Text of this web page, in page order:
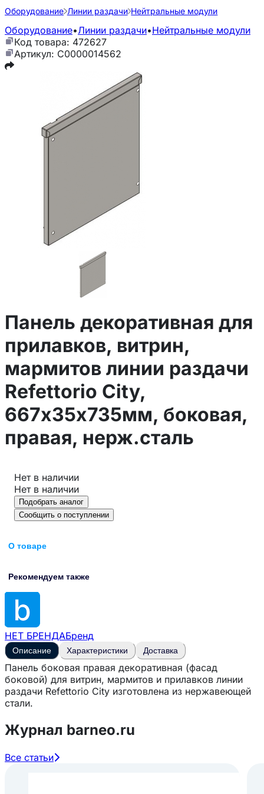
Оборудование Линии раздачи Нейтральные модули
Оборудование•Линии раздачи•Нейтральные модули
Код товара: 472627
Артикул: С0000014562
Панель декоративная для
прилавков, витрин,
мармитов линии раздачи
Refettorio City,
667х35х735мм, боковая,
правая, нерж.сталь
Нет в наличии
Нет в наличии
Подобрать аналог
Сообщить о поступлении
О товаре
Рекомендуем также
НЕТ БРЕНДАБренд
Описание Характеристики Доставка
Панель боковая правая декоративная (фасад
боковой) для витрин, мармитов и прилавков линии
раздачи Refettorio City изготовлена из нержавеющей
стали.
Журнал barneo.ru
Все статьи